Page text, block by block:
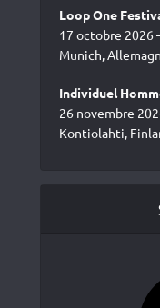
Loop One
17 octobre 2026
Munich,
Individuel
26 novembre
Kontiolahti,